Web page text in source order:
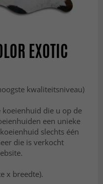
EXOTIC
kwaliteitsniveau)
die u op de
een unieke
slechts één
die is verkocht
x breedte).